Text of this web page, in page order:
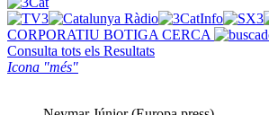
CORPORATIU BOTIGA CERCA
Consulta tots els Resultats
Icona "més"